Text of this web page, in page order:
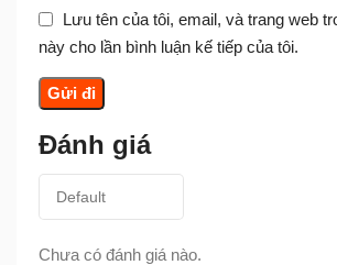
Đánh giá
Chưa có đánh giá nào.
Lưu tên của tôi, email, và trang web
này cho lần bình luận kế tiếp của tôi.